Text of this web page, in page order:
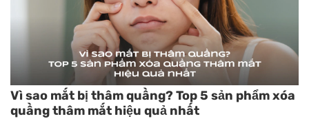
Vì sao mắt bị thâm quầng? Top 5 sản phẩm xóa
quầng thâm mắt hiệu quả nhất